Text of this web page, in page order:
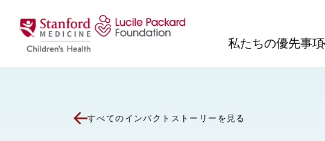
私たちの優先事項
すべてのインパクトストーリーを見る